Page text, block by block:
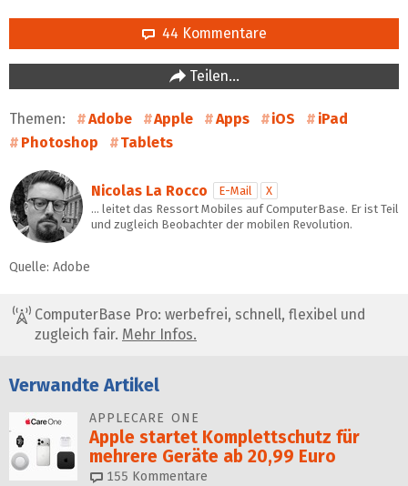
44 Kommentare
Teilen…
Themen: Adobe Apple Apps iOS
iPad
Photoshop
Tablets
Nicolas La Rocco E-Mail
X
… leitet das Ressort Mobiles auf ComputerBase. Er ist Teil
und zugleich Beobachter der mobilen Revolution.
Quelle: Adobe
ComputerBase Pro: werbefrei, schnell, flexibel und
zugleich fair. Mehr Infos.
Verwandte Artikel
APPLECARE ONE
Apple startet Komplettschutz für
mehrere Geräte ab 20,99 Euro
155 Kommentare